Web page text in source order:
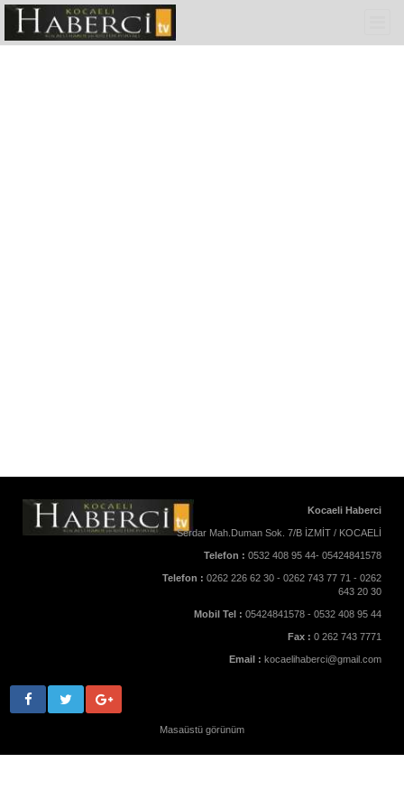
Kocaeli Haberci
Serdar Mah.Duman Sok. 7/B İZMİT / KOCAELİ
Telefon : 0532 408 95 44- 05424841578
Telefon : 0262 226 62 30 - 0262 743 77 71 - 0262
643 20 30
Mobil Tel : 05424841578 - 0532 408 95 44
Fax : 0 262 743 7771
Email : kocaelihaberci@gmail.com
Masaüstü görünüm